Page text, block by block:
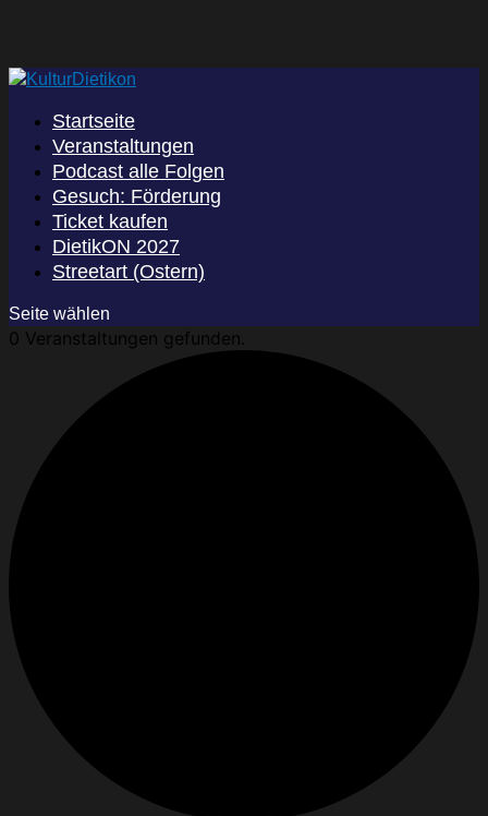
Startseite
Veranstaltungen
Podcast alle Folgen
Gesuch: Förderung
Ticket kaufen
DietikON 2027
Streetart (Ostern)
Seite wählen
0 Veranstaltungen gefunden.